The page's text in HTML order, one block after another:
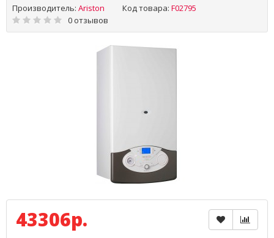
Производитель: Ariston Код товара: F02795
0 отзывов
43306р.